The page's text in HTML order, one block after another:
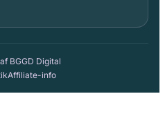
BGGD Digital
Affiliate-info